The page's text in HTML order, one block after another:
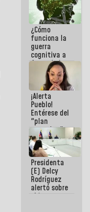
adaptarse
al plan de
ahorro
energético
¿Cómo
funciona la
guerra
cognitiva a
favor de la
narrativa
hegemónica?
(1)
¡Alerta
Pueblo!
Entérese del
"plan
enjambre"
de La Sayo
para
sabotear el
diálogo y
promover el
caos
Presidenta
(E) Delcy
Rodríguez
alertó sobre
el impacto